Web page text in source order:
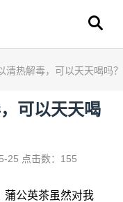
清热解毒，可以天天喝吗？
可以天天喝
25 点击数：155
蒲公英茶虽然对我